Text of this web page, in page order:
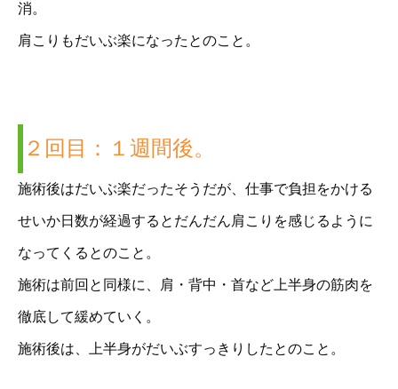
消。
肩こりもだいぶ楽になったとのこと。
２回目：１週間後。
施術後はだいぶ楽だったそうだが、仕事で負担をかける
せいか日数が経過するとだんだん肩こりを感じるように
なってくるとのこと。
施術は前回と同様に、肩・背中・首など上半身の筋肉を
徹底して緩めていく。
施術後は、上半身がだいぶすっきりしたとのこと。